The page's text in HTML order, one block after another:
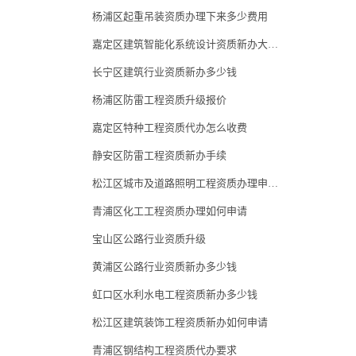
杨浦区起重吊装资质办理下来多少费用
嘉定区建筑智能化系统设计资质新办大概要多少钱
长宁区建筑行业资质新办多少钱
杨浦区防雷工程资质升级报价
嘉定区特种工程资质代办怎么收费
静安区防雷工程资质新办手续
松江区城市及道路照明工程资质办理申请价格
青浦区化工工程资质办理如何申请
宝山区公路行业资质升级
黄浦区公路行业资质新办多少钱
虹口区水利水电工程资质新办多少钱
松江区建筑装饰工程资质新办如何申请
青浦区钢结构工程资质代办要求